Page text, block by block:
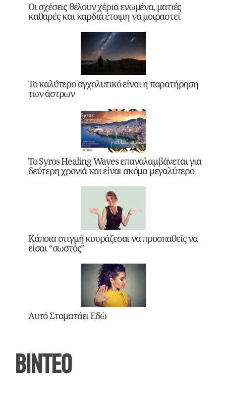
Οι σχέσεις θέλουν χέρια ενωμένα, ματιές
καθαρές και καρδιά έτοιμη να μοιραστεί
Το καλύτερο αγχολυτικό είναι η παρατήρηση
των άστρων
Το Syros Healing Waves επαναλαμβάνεται για
δεύτερη χρονιά και είναι ακόμα μεγαλύτερο
Κάποια στιγμή κουράζεσαι να προσπαθείς να
είσαι “σωστός”
Αυτό Σταματάει Εδώ
ΒΙΝΤΕΟ